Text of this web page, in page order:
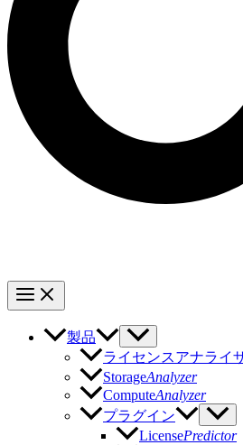
製品
ライセンスアナライ
StorageAnalyzer
ComputeAnalyzer
プラグイン
LicensePredictor